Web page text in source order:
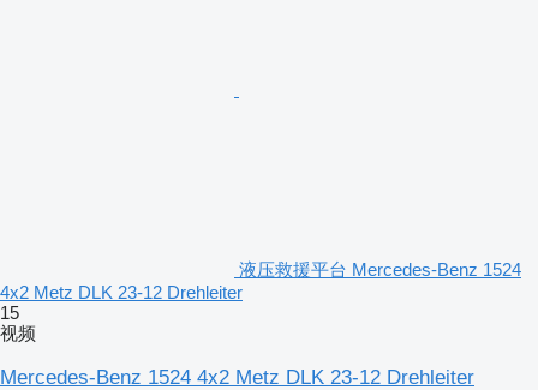
液压救援平台 Mercedes-Benz 1524
4x2 Metz DLK 23-12 Drehleiter
15
视频
Mercedes-Benz 1524 4x2 Metz DLK 23-12 Drehleiter